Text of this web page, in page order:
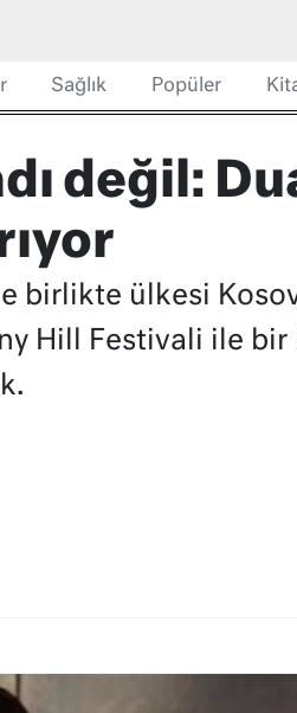
Sağlık Popüler
değil:
birlikte ülkesi
Hill Festivali ile bir